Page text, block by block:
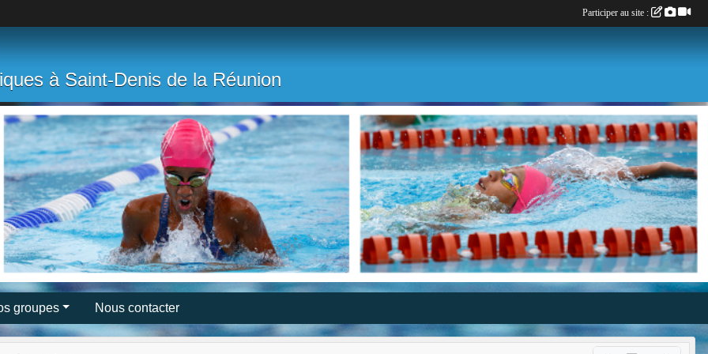
à Saint-Denis de la Réunion
groupes Nous contacter
Participer au site :